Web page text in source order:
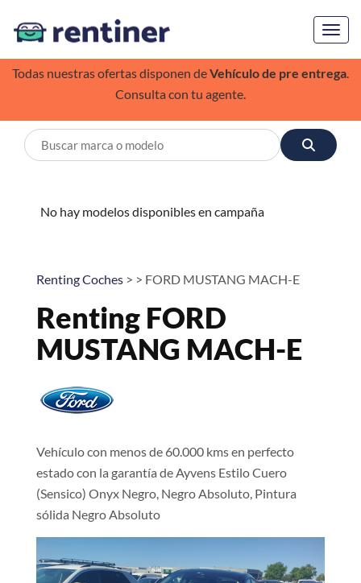
Todas nuestras ofertas disponen deVehículo de pre entrega.
Consulta con tu agente.
No hay modelos disponibles en campaña
Renting Coches > > FORD MUSTANG MACH-E
Renting FORD
MUSTANG MACH-E
Vehículo con menos de 60.000 kms en perfecto
estado con la garantía de Ayvens Estilo Cuero
(Sensico) Onyx Negro, Negro Absoluto, Pintura
sólida Negro Absoluto